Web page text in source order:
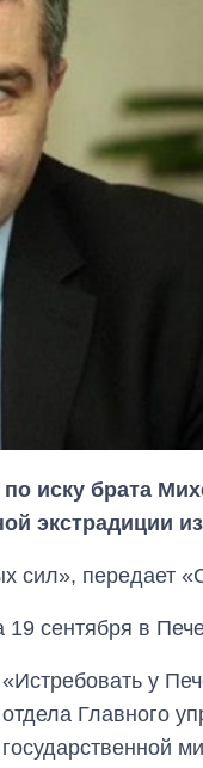
иску брата
экстрадиции
сил», передает
сентября в
«Истребовать у
отдела Главного
государственной